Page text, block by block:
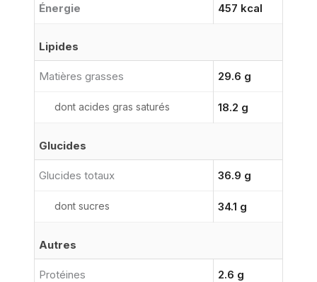
Énergie 457 kcal
Lipides
Matières grasses 29.6 g
dont acides gras saturés 18.2 g
Glucides
Glucides totaux 36.9 g
dont sucres 34.1 g
Autres
Protéines 2.6 g